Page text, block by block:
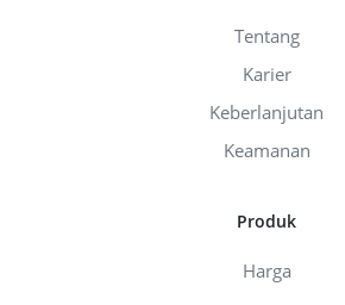
Tentang
Karier
Keberlanjutan
Keamanan
Produk
Harga